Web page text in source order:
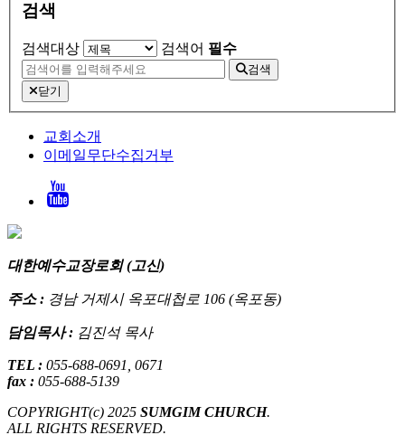
검색
검색대상 검색어 필수
검색
닫기
교회소개
이메일무단수집거부
대한예수교장로회 (고신)
주소 : 경남 거제시 옥포대첩로 106 (옥포동)
담임목사 : 김진석 목사
TEL : 055-688-0691, 0671
fax : 055-688-5139
COPYRIGHT(c) 2025 SUMGIM CHURCH.
ALL RIGHTS RESERVED.